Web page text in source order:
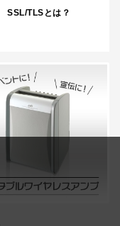
SSL/TLSとは？